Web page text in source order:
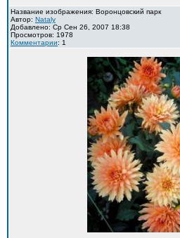
Название изображения: Воронцовский парк
Автор: Nataly
Добавлено: Ср Сен 26, 2007 18:38
Просмотров: 1978
Комментарии: 1